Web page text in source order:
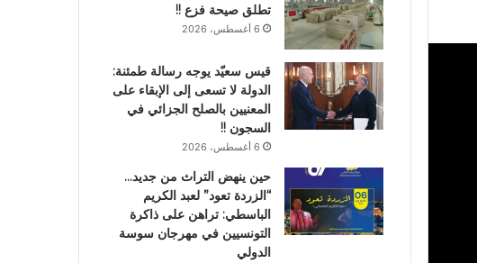
تطلق صيحة فزع !!
6 أغسطس، 2026
قيس سعيّد يوجه رسالة طمئنة:
الدولة لا تسعى إلى الإبقاء على
المعنيين بالصلح الجزائي في
السجون !!
6 أغسطس، 2026
حين ينهض التراث من جديد…
“الزردة تعود” لعبد الكريم
الباسطي: تراهن على ذاكرة
التونسيين في مهرجان سوسة
الدولي